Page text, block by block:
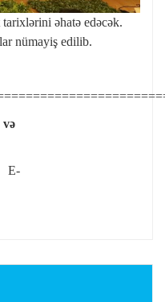
əhatə edəcək.
nümayiş edilib.
və
E-